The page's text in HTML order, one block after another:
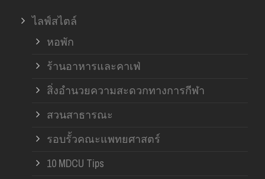
ไลฟ์สไตล์
หอพัก
ร้านอาหารและคาเฟ่
สิ่งอำนวยความสะดวกทางการกีฬา
สวนสาธารณะ
รอบรั้วคณะแพทยศาสตร์
10 MDCU Tips